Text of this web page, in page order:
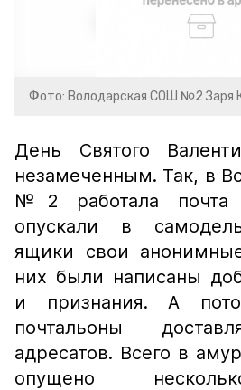
Фото: Володарская СОШ №2 Заря
День Святого
незамеченным. Так, в
№2 работала почта
опускали в
ящики свои
них были написаны
и признания. А
почтальоны
адресатов. Всего в
опущено